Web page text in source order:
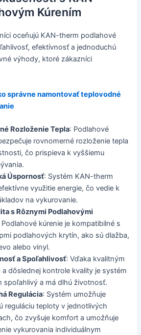
Kúrením
oceňujú KAN-therm podlahové
efektívnosť a jednoduchú
výhody, ktoré zákazníci
správne namontovať teplovodné
Rozloženie Tepla: Podlahové
rovnomerné rozloženie tepla
čo prispieva k vyššiemu
Úspornosť: Systém KAN-therm
využitie energie, čo vedie k
na vykurovanie.
s Rôznymi Podlahovými
Podlahové kúrenie je kompatibilné s
podlahových krytín, ako sú dlažba,
alebo vinyl.
a Spoľahlivosť: Vďaka kvalitným
a dôslednej kontrole kvality je systém
spoľahlivý a má dlhú životnosť.
Regulácia: Systém umožňuje
reguláciu teploty v jednotlivých
čo zvyšuje komfort a umožňuje
vykurovania individuálnym